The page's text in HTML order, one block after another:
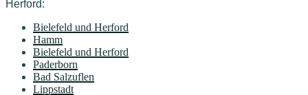
Herford:
Bielefeld und Herford
Hamm
Bielefeld und Herford
Paderborn
Bad Salzuflen
Lippstadt